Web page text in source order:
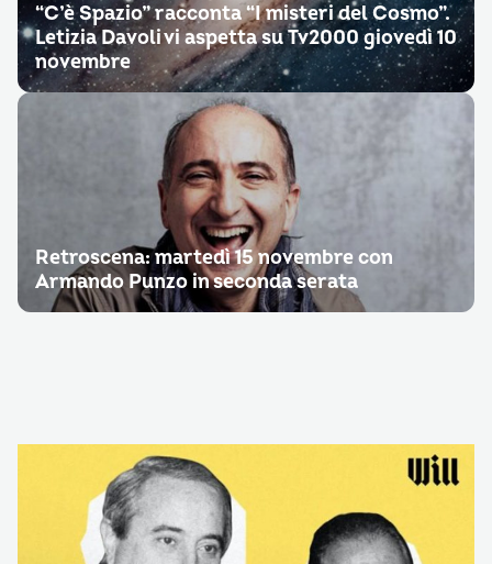
“C’è Spazio” racconta “I misteri del Cosmo”.
Letizia Davoli vi aspetta su Tv2000 giovedì 10
novembre
Retroscena: martedì 15 novembre con
Armando Punzo in seconda serata